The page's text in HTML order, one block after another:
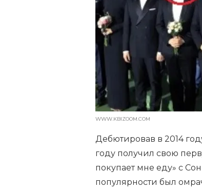
WWW.KBIZOOM.COM
Дебютировав в 2014
году получил свою
покупает мне еду» с
популярности был